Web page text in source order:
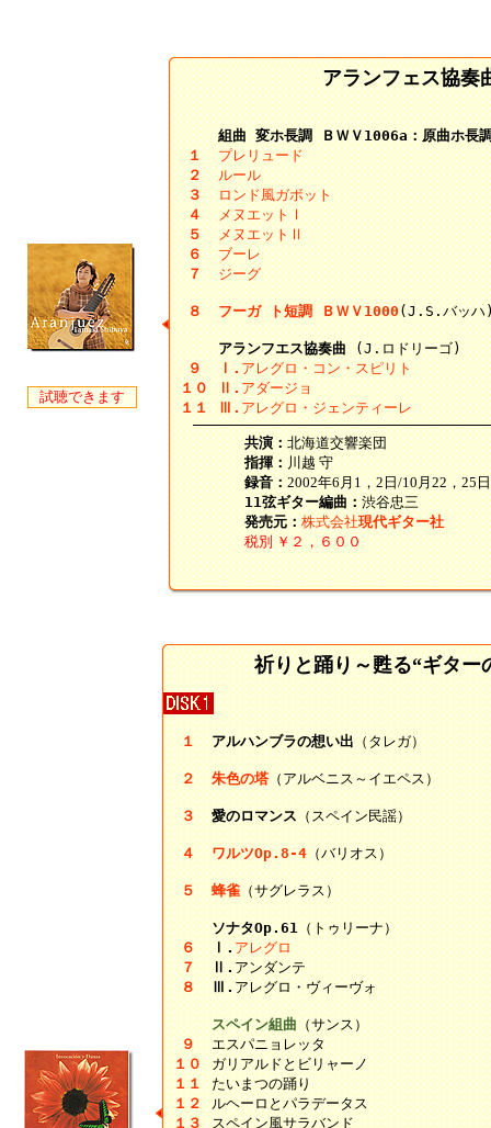
試聴できます
アランフェス協奏
組曲 変ホ長調 ＢＷＶ1006a：原曲ホ長
１
プレリュード
２
ルール
３
ロンド風ガボット
４
メヌエットⅠ
５
メヌエットⅡ
６
ブーレ
７
ジーグ
８ フーガ ト短調 ＢＷＶ1000(J.S.バッハ
アランフエス協奏曲(J.ロドリーゴ)
９
Ⅰ.アレグロ・コン・スピリト
１０ Ⅱ.アダージョ
１１ Ⅲ.アレグロ・ジェンティーレ
共演：北海道交響楽団
指揮：川越 守
録音：2002年6月1，2日/10月22，25
11弦ギター編曲：渋谷忠三
発売元：株式会社現代ギター社
税別 ￥２，６００
祈りと踊り～甦る“ギター
１ アルハンブラの想い出（タレガ）
２ 朱色の塔（アルベニス～イエペス）
３ 愛のロマンス（スペイン民謡）
４ ワルツOp.8-4（バリオス）
５ 蜂雀（サグレラス）
ソナタOp.61（トゥリーナ）
６
Ⅰ.アレグロ
７
Ⅱ.アンダンテ
８
Ⅲ.アレグロ・ヴィーヴォ
スペイン組曲（サンス）
９
エスパニョレッタ
１０ ガリアルドとビリャーノ
１１ たいまつの踊り
１２ ルヘーロとパラデータス
１３ スペイン風サラバンド